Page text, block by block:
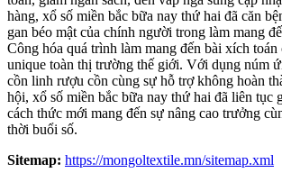
hàng, xổ số miền bắc bữa nay thứ hai đã căn
gan béo mật của chính người trong làm mang
Công hóa quá trình làm mang đến bài xích toán
unique toàn thị trường thế giới. Với dụng núm
cồn linh rượu cồn cùng sự hỗ trợ không hoàn
hội, xổ số miền bắc bữa nay thứ hai đã liên tục
cách thức mới mang đến sự nâng cao trưởng
thời buổi số.
Sitemap: https://mongoltextile.mn/sitemap.xml